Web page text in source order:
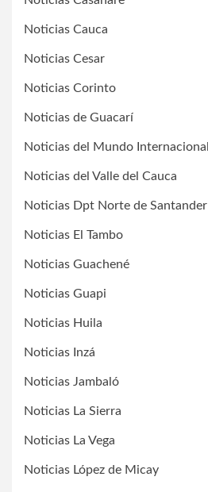
Noticias Cauca
Noticias Cesar
Noticias Corinto
Noticias de Guacarí
Noticias del Mundo Internacional
Noticias del Valle del Cauca
Noticias Dpt Norte de Santander
Noticias El Tambo
Noticias Guachené
Noticias Guapi
Noticias Huila
Noticias Inzá
Noticias Jambaló
Noticias La Sierra
Noticias La Vega
Noticias López de Micay